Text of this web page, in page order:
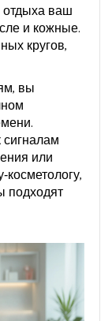
отдыха ваш
и кожные.
кругов,
вы
или
подходят